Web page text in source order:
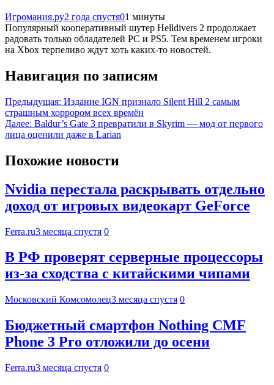
Игромания.ру2 года спустя01 минуты
Популярный кооперативный шутер Helldivers 2 продолжает
радовать только обладателей PC и PS5. Тем временем игроки
на Xbox терпеливо ждут хоть каких-то новостей.
Навигация по записям
Предыдущая: Издание IGN признало Silent Hill 2 самым
страшным хоррором всех времён
Далее: Baldur’s Gate 3 превратили в Skyrim — мод от первого
лица оценили даже в Larian
Похожие новости
Nvidia перестала раскрывать отдельно
доход от игровых видеокарт GeForce
Ferra.ru3 месяца спустя 0
В РФ проверят серверные процессоры
из-за сходства с китайскими чипами
Московский Комсомолец3 месяца спустя 0
Бюджетный смартфон Nothing CMF
Phone 3 Pro отложили до осени
Ferra.ru3 месяца спустя 0